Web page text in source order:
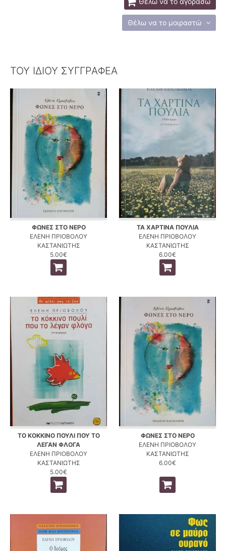
Θέλω να το μοιραστώ
ΤΟΥ ΙΔΙΟΥ ΣΥΓΓΡΑΦΕΑ
ΦΩΝΕΣ ΣΤΟ ΝΕΡΟ
ΕΛΕΝΗ ΠΡΙΟΒΟΛΟΥ
ΚΑΣΤΑΝΙΩΤΗΣ
5.00€
ΤΑ ΧΑΡΤΙΝΑ ΠΟΥΛΙΑ
ΕΛΕΝΗ ΠΡΙΟΒΟΛΟΥ
ΚΑΣΤΑΝΙΩΤΗΣ
6.00€
ΤΟ ΚΟΚΚΙΝΟ ΠΟΥΛΙ ΠΟΥ ΤΟ
ΛΕΓΑΝ ΦΛΟΓΑ
ΕΛΕΝΗ ΠΡΙΟΒΟΛΟΥ
ΚΑΣΤΑΝΙΩΤΗΣ
5.00€
ΦΩΝΕΣ ΣΤΟ ΝΕΡΟ
ΕΛΕΝΗ ΠΡΙΟΒΟΛΟΥ
ΚΑΣΤΑΝΙΩΤΗΣ
6.00€